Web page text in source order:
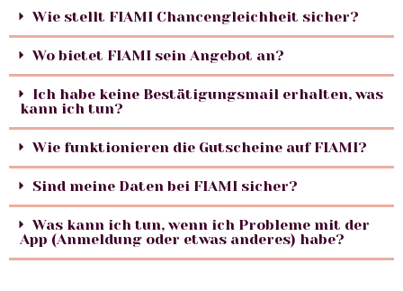
Wie stellt FIAMI Chancengleichheit sicher?
Wo bietet FIAMI sein Angebot an?
Ich habe keine Bestätigungsmail erhalten, was
kann ich tun?
Wie funktionieren die Gutscheine auf FIAMI?
Sind meine Daten bei FIAMI sicher?
Was kann ich tun, wenn ich Probleme mit der
App (Anmeldung oder etwas anderes) habe?